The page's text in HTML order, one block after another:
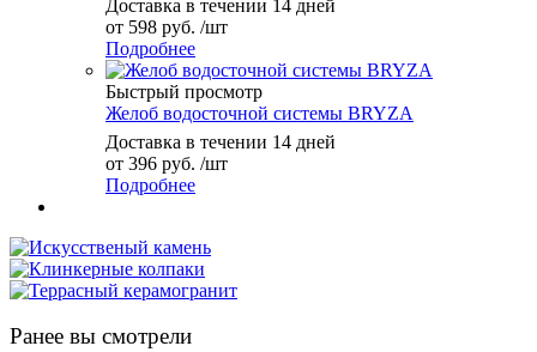
Доставка в течении 14 дней
от 598 руб. /шт
Подробнее
Быстрый просмотр
Желоб водосточной системы BRYZA
Доставка в течении 14 дней
от 396 руб. /шт
Подробнее
Ранее вы смотрели